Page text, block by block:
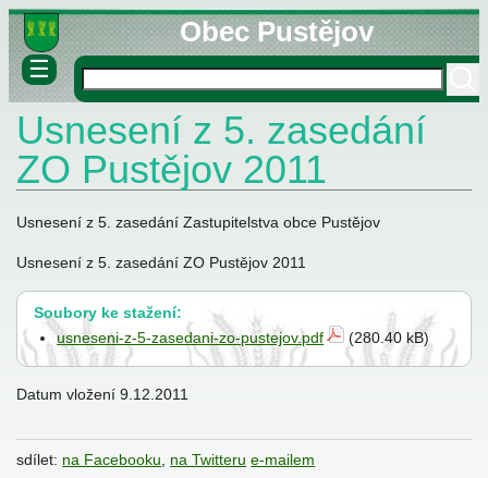
Obec Pustějov
☰
informace
Usnesení z 5. zasedání
ZO Pustějov 2011
Usnesení z 5. zasedání Zastupitelstva obce Pustějov
Usnesení z 5. zasedání ZO Pustějov 2011
Soubory ke stažení:
usneseni-z-5-zasedani-zo-pustejov.pdf
(280.40 kB)
Datum vložení9.12.2011
sdílet: na Facebooku, na Twitteru e-mailem